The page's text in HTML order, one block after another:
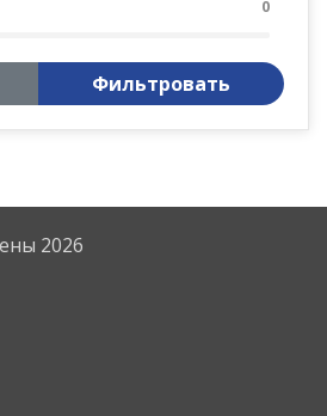
0
Фильтровать
2026